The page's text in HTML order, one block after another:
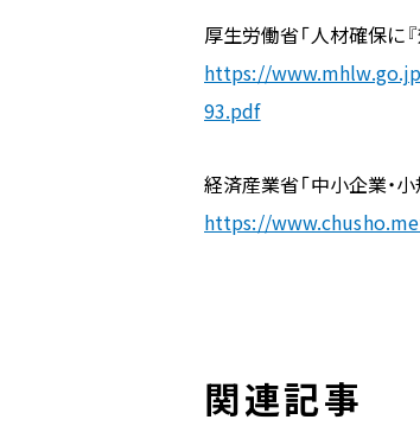
厚生労働省「人材確保に『
https://
93.pdf
経済産業省「中小企業・
https://
関連記事